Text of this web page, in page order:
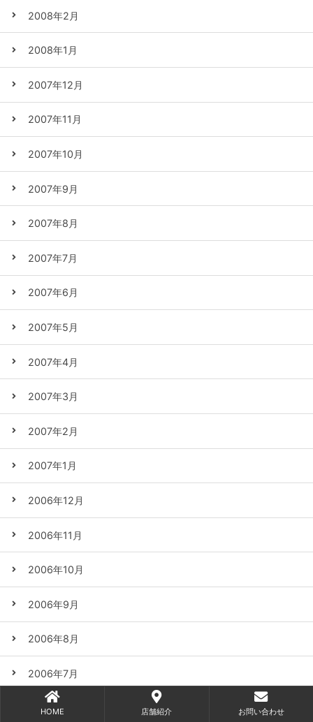
2008年2月
2008年1月
2007年12月
2007年11月
2007年10月
2007年9月
2007年8月
2007年7月
2007年6月
2007年5月
2007年4月
2007年3月
2007年2月
2007年1月
2006年12月
2006年11月
2006年10月
2006年9月
2006年8月
2006年7月
2006年6月
HOME 店舗紹介 お問い合わせ